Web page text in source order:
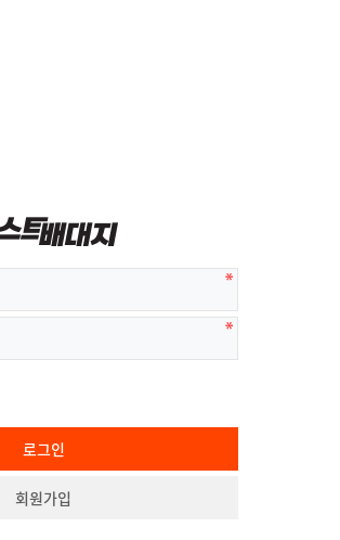
로그인
회원가입